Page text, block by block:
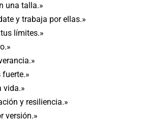
una talla.»
y trabaja por ellas.»
límites.»
vida.»
y resiliencia.»
versión.»